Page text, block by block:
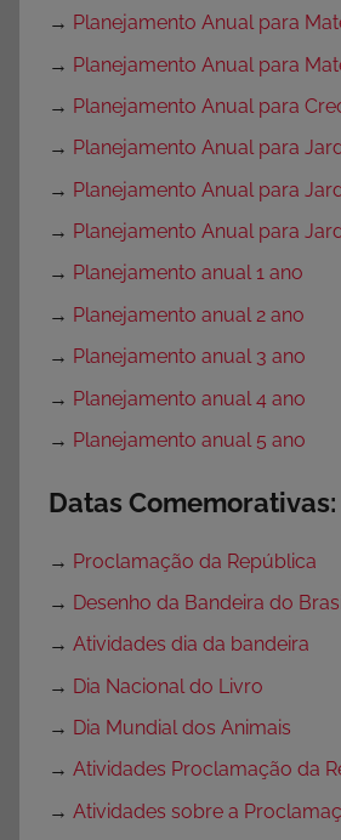
→ Planejamento Anual para
→ Planejamento Anual para
→ Planejamento Anual para
→ Planejamento Anual para
→ Planejamento Anual para
→ Planejamento Anual para
→ Planejamento anual 1 ano
→ Planejamento anual 2 ano
→ Planejamento anual 3 ano
→ Planejamento anual 4 ano
→ Planejamento anual 5 ano
Datas Comemorativas:
→ Proclamação da República
→ Desenho da Bandeira do
→ Atividades dia da bandeira
→ Dia Nacional do Livro
→ Dia Mundial dos Animais
→ Atividades Proclamação da
→ Atividades sobre a